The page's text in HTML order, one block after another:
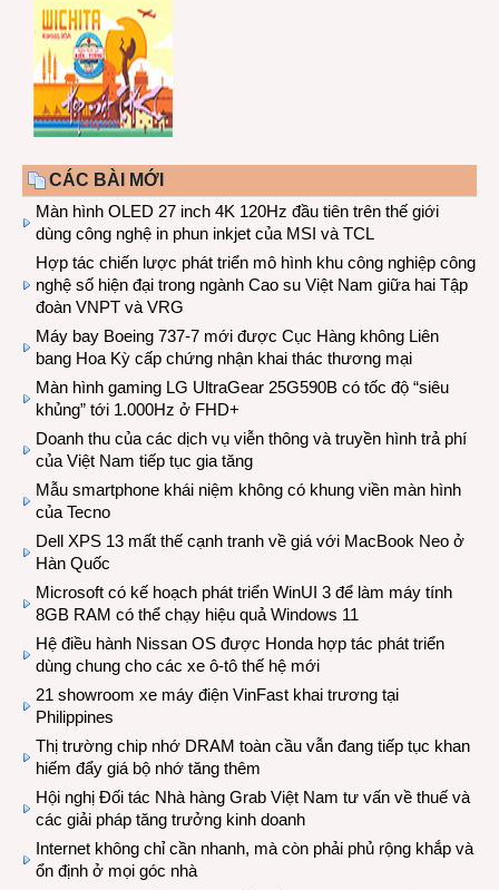
CÁC BÀI MỚI
Màn hình OLED 27 inch 4K 120Hz đầu tiên trên thế giới
dùng công nghệ in phun inkjet của MSI và TCL
Hợp tác chiến lược phát triển mô hình khu công nghiệp công
nghệ số hiện đại trong ngành Cao su Việt Nam giữa hai Tập
đoàn VNPT và VRG
Máy bay Boeing 737-7 mới được Cục Hàng không Liên
bang Hoa Kỳ cấp chứng nhận khai thác thương mại
Màn hình gaming LG UltraGear 25G590B có tốc độ “siêu
khủng” tới 1.000Hz ở FHD+
Doanh thu của các dịch vụ viễn thông và truyền hình trả phí
của Việt Nam tiếp tục gia tăng
Mẫu smartphone khái niệm không có khung viền màn hình
của Tecno
Dell XPS 13 mất thế cạnh tranh về giá với MacBook Neo ở
Hàn Quốc
Microsoft có kế hoạch phát triển WinUI 3 để làm máy tính
8GB RAM có thể chạy hiệu quả Windows 11
Hệ điều hành Nissan OS được Honda hợp tác phát triển
dùng chung cho các xe ô-tô thế hệ mới
21 showroom xe máy điện VinFast khai trương tại
Philippines
Thị trường chip nhớ DRAM toàn cầu vẫn đang tiếp tục khan
hiếm đẩy giá bộ nhớ tăng thêm
Hội nghị Đối tác Nhà hàng Grab Việt Nam tư vấn về thuế và
các giải pháp tăng trưởng kinh doanh
Internet không chỉ cần nhanh, mà còn phải phủ rộng khắp và
ổn định ở mọi góc nhà